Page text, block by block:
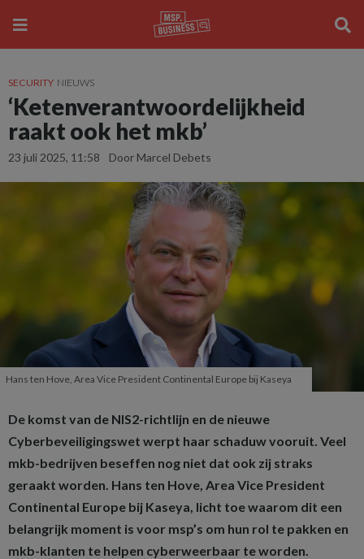
SECURITY NIEUWS
‘Ketenverantwoordelijkheid
raakt ook het mkb’
23 juli 2025, 11:58 Door Marcel Debets
Hans ten Hove, Area Vice President Continental Europe bij Kaseya
De komst van de NIS2-richtlijn en de nieuwe
Cyberbeveiligingswet werpt haar schaduw vooruit. Veel
mkb-bedrijven beseffen nog niet dat ook zij straks
geraakt worden. Hans ten Hove, Area Vice President
Continental Europe bij Kaseya, licht toe waarom dit een
belangrijk moment is voor msp’s om hun rol te pakken en
mkb-klanten te helpen cyberweerbaar te worden.